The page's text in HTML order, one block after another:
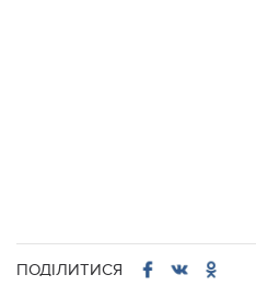
ПОДІЛИТИСЯ